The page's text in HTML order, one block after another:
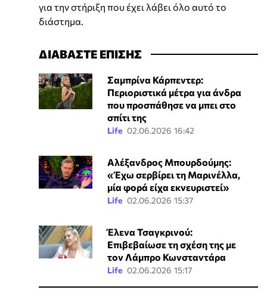
για την στήριξη που έχει λάβει όλο αυτό το
διάστημα.
ΔΙΑΒΑΣΤΕ ΕΠΙΣΗΣ
Σαμπρίνα Κάρπεντερ:
Περιοριστικά μέτρα για άνδρα
που προσπάθησε να μπει στο
σπίτι της
Life 02.06.2026 16:42
Αλέξανδρος Μπουρδούμης:
«Έχω σερβίρει τη Μαρινέλλα,
μία φορά είχα εκνευριστεί»
Life 02.06.2026 15:37
Έλενα Τσαγκρινού:
Επιβεβαίωσε τη σχέση της με
τον Λάμπρο Κωνσταντάρα
Life 02.06.2026 15:17